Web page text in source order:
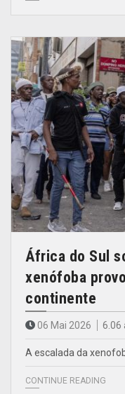
África do Sul
xenófoba
continente
06 Mai 2026 6.06
A escalada da
CONTINUE READING